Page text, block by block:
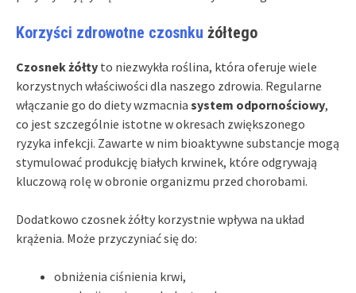
Korzyści zdrowotne czosnku żółtego
Czosnek żółty to niezwykła roślina, która oferuje wiele
korzystnych właściwości dla naszego zdrowia. Regularne
włączanie go do diety wzmacnia system odpornościowy,
co jest szczególnie istotne w okresach zwiększonego
ryzyka infekcji. Zawarte w nim bioaktywne substancje mogą
stymulować produkcję białych krwinek, które odgrywają
kluczową rolę w obronie organizmu przed chorobami.
Dodatkowo czosnek żółty korzystnie wpływa na układ
krążenia. Może przyczyniać się do:
obniżenia ciśnienia krwi,